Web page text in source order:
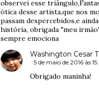
observei esse
ótica desse artista,que nos
passam despercebidos,e
história, obrigada "meu
sempre emociona
Washington Cesar
5 de maio de 2016 às
Obrigado maninha!